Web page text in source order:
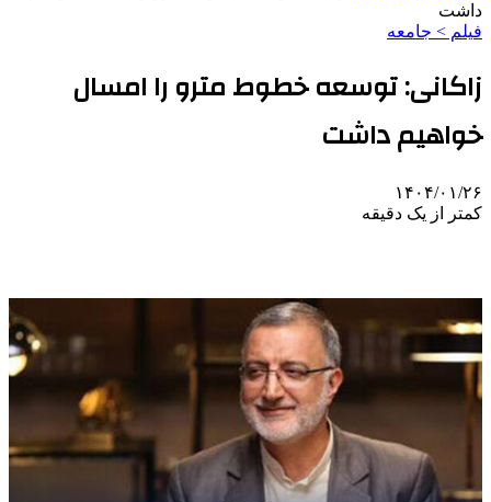
داشت
فیلم > جامعه
زاکانی: توسعه خطوط مترو را امسال
خواهیم داشت
۱۴۰۴/۰۱/۲۶
کمتر از یک دقیقه